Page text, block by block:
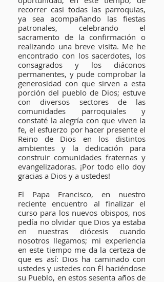
recorrer casi todas las parroquias,
ya sea acompañando las fiestas
patronales, celebrando el
sacramento de la confirmación o
realizando una breve visita. Me he
encontrado con los sacerdotes, los
consagrados y los diáconos
permanentes, y pude comprobar la
generosidad con que sirven a esta
porción del pueblo de Dios; estuve
con diversos sectores de las
comunidades parroquiales y
constaté la alegría con que viven la
fe, el esfuerzo por hacer presente el
Reino de Dios en los distintos
ambientes y la dedicación para
construir comunidades fraternas y
evangelizadoras. ¡Por todo ello doy
gracias a Dios y a ustedes!
El Papa Francisco, en nuestro
reciente encuentro al finalizar el
curso para los nuevos obispos, nos
pedía no olvidar que Dios ya estaba
en nuestras diócesis cuando
nosotros llegamos; mi experiencia
en este tiempo me da la certeza de
que es así: Dios ha caminado con
ustedes y ustedes con Él haciéndose
su Pueblo, en estos sesenta años de